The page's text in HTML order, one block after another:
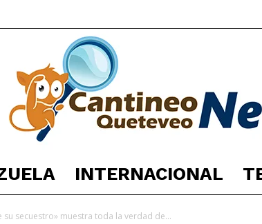
España
INTERNACIONAL
su secuestro» muestra toda la verdad de...